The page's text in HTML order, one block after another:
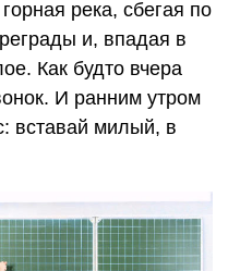
река, сбегая по
и, впадая в
Как будто вчера
И ранним утром
вставай милый, в